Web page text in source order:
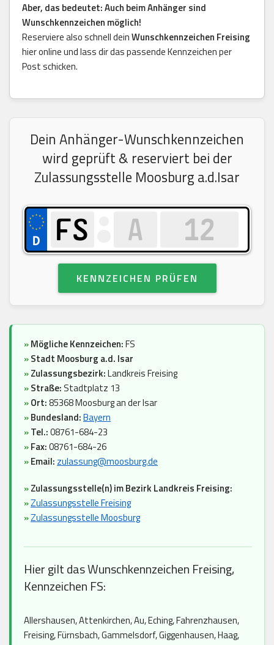
Aber, das bedeutet: Auch beim Anhänger sind
Wunschkennzeichen möglich!
Reserviere also schnell deinWunschkennzeichen Freising
hier online und lass dir das passende Kennzeichen per
Post schicken.
Dein Anhänger-Wunschkennzeichen
wird geprüft & reserviert bei der
Zulassungsstelle Moosburg a.d.Isar
KENNZEICHEN PRÜFEN
»Mögliche Kennzeichen:FS
»Stadt Moosburg a.d. Isar
»Zulassungsbezirk:Landkreis Freising
»Straße: Stadtplatz 13
»Ort:85368 Moosburg an der Isar
»Bundesland:Bayern
»Tel.:08761-684-23
»Fax:08761-684-26
»Email: zulassung@moosburg.de
»Zulassungsstelle(n) im Bezirk Landkreis Freising:
»Zulassungsstelle Freising
»Zulassungsstelle Moosburg
Hier gilt das Wunschkennzeichen Freising,
Kennzeichen FS:
Allershausen, Attenkirchen, Au, Eching, Fahrenzhausen,
Freising, Fürnsbach, Gammelsdorf, Giggenhausen, Haag,